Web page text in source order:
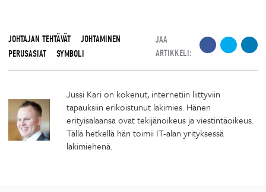
JOHTAJAN TEHTÄVÄT
JOHTAMINEN
PERUSASIAT
SYMBOLI
JAA
ARTIKKELI:
Jussi Kari on kokenut, internetiin liittyviin
tapauksiin erikoistunut lakimies. Hänen
erityisalaansa ovat tekijänoikeus ja viestintäoikeus.
Tällä hetkellä hän toimii IT-alan yrityksessä
lakimiehenä.